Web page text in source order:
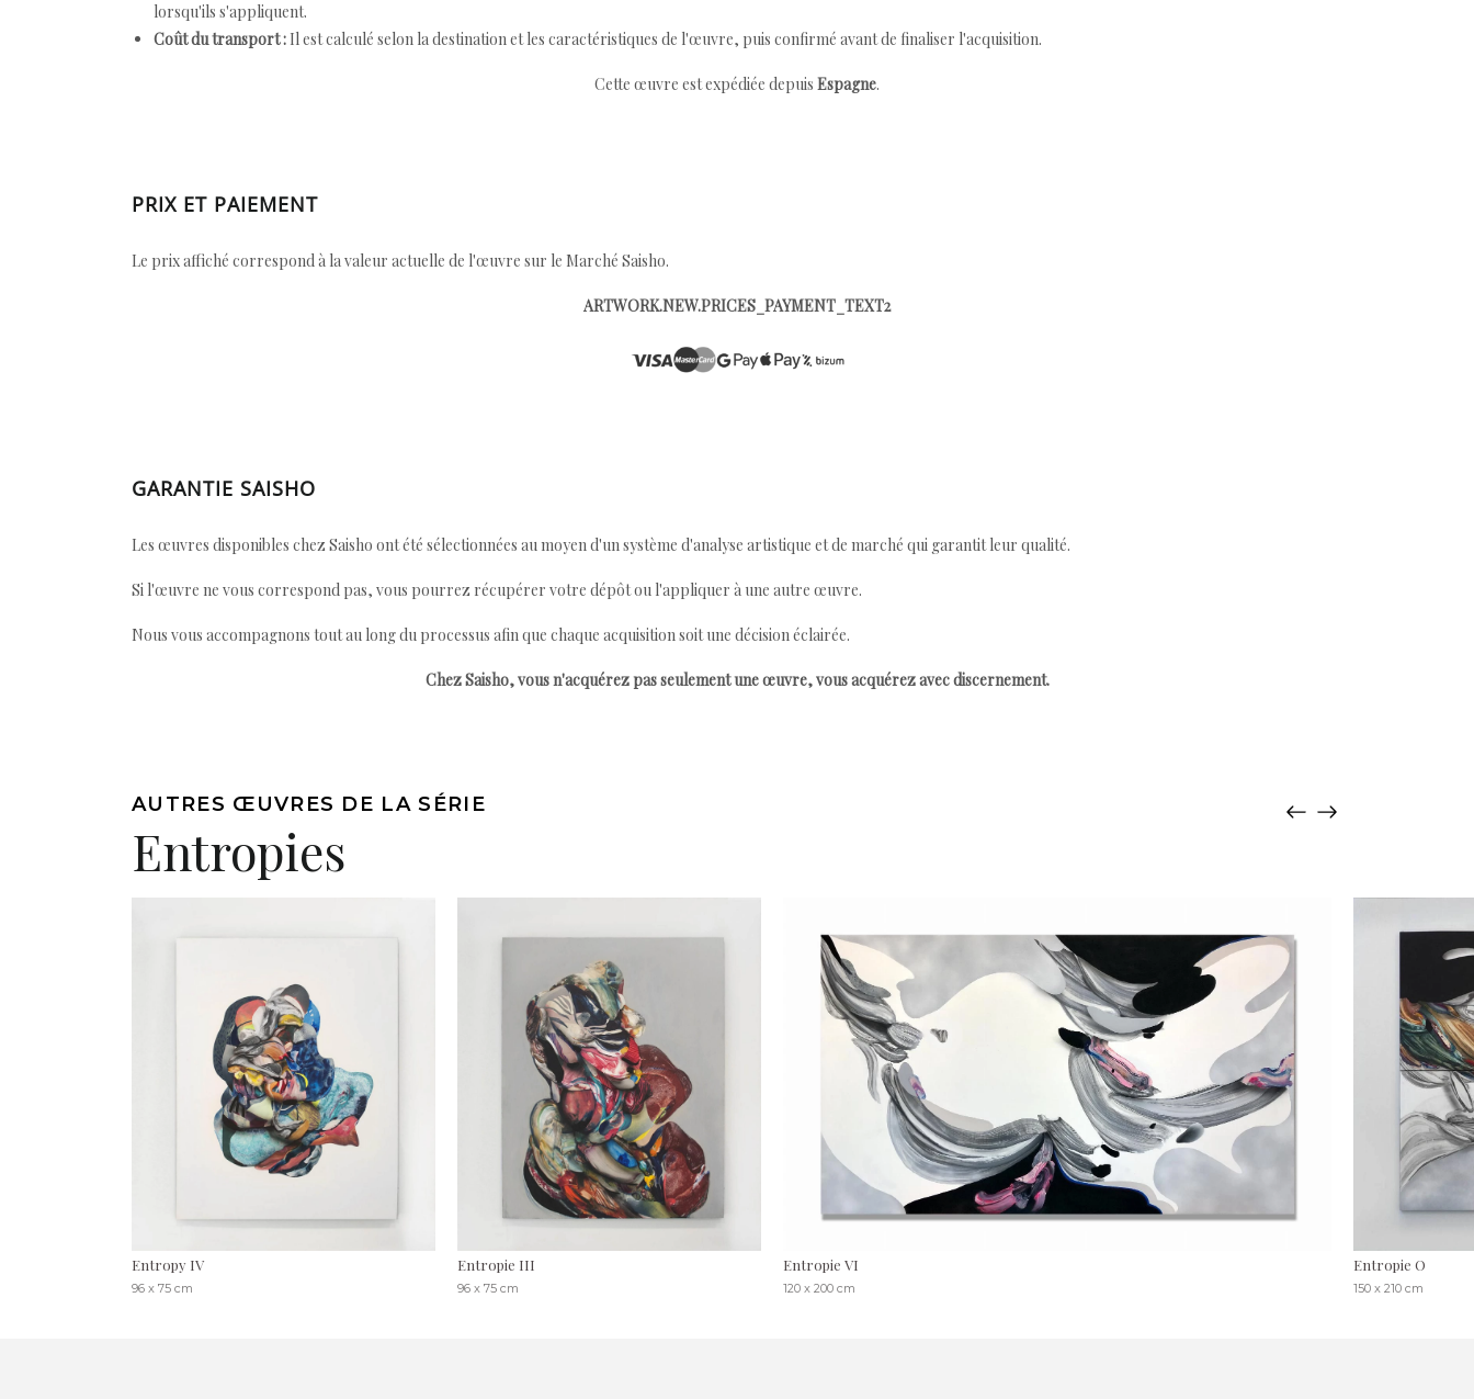
lorsqu'ils s'appliquent.
Coût du transport : Il est calculé selon la destination et les caractéristiques de l'œuvre, puis confirmé avant de finaliser l'acquisition.
Cette œuvre est expédiée depuis Espagne.
PRIX ET PAIEMENT
Le prix affiché correspond à la valeur actuelle de l'œuvre sur le Marché Saisho.
ARTWORK.NEW.PRICES_PAYMENT_TEXT2
GARANTIE SAISHO
Les œuvres disponibles chez Saisho ont été sélectionnées au moyen d'un système d'analyse artistique et de marché qui garantit leur qualité.
Si l'œuvre ne vous correspond pas, vous pourrez récupérer votre dépôt ou l'appliquer à une autre œuvre.
Nous vous accompagnons tout au long du processus afin que chaque acquisition soit une décision éclairée.
Chez Saisho, vous n'acquérez pas seulement une œuvre, vous acquérez avec discernement.
AUTRES ŒUVRES DE LA SÉRIE
Entropies
Entropy IV
96 x 75 cm
Entropie III
96 x 75 cm
Entropie VI
120 x 200 cm
Entropie O
150 x 210 cm